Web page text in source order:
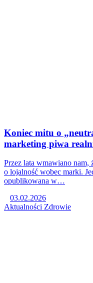
Koniec mitu o
marketing piwa
Przez lata wmawiano nam,
o lojalność wobec marki.
opublikowana w…
03.02.2026
Aktualności Zdrowie